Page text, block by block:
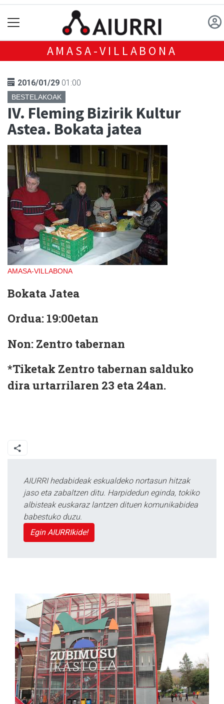
AMASA-VILLABONA
2016/01/29 01:00
BESTELAKOAK
IV. Fleming Bizirik Kultur
Astea. Bokata jatea
AMASA-VILLABONA
Bokata Jatea
Ordua: 19:00etan
Non: Zentro tabernan
*Tiketak Zentro tabernan salduko
dira urtarrilaren 23 eta 24an.
AIURRI hedabideak eskualdeko nortasun hitzak
jaso eta zabaltzen ditu. Harpidedun eginda, tokiko
albisteak euskaraz lantzen dituen komunikabidea
babestuko duzu.
Egin AIURRIkide!